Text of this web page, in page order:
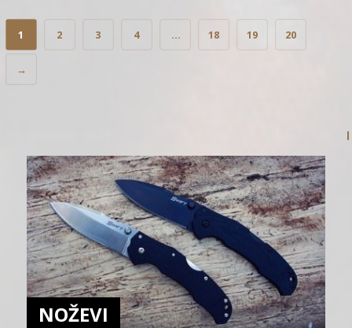
1 2 3 4 … 18 19 20
→
NOŽEVI